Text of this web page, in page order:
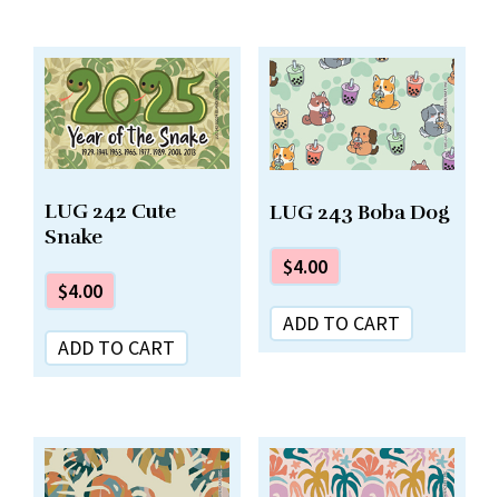
LUG 242 Cute
Snake
$4.00
ADD TO CART
LUG 243 Boba Dog
$4.00
ADD TO CART